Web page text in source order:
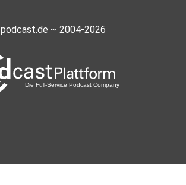
podcast.de ~ 2004-2026